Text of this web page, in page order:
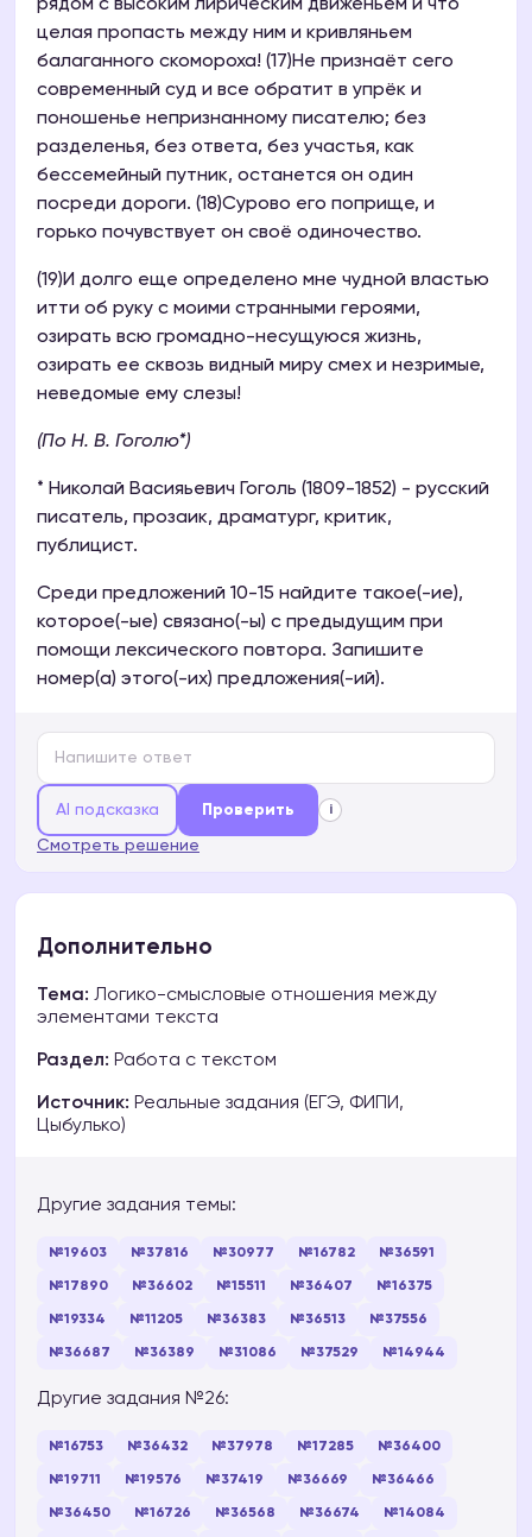
рядом с высоким лирическим движеньем и что
целая пропасть между ним и кривляньем
балаганного скомороха! (17)Не признаёт сего
современный суд и все обратит в упрёк и
поношенье непризнанному писателю; без
разделенья, без ответа, без участья, как
бессемейный путник, останется он один
посреди дороги. (18)Сурово его поприще, и
горько почувствует он своё одиночество.
(19)И долго еще определено мне чудной властью
итти об руку с моими странными героями,
озирать всю громадно-несущуюся жизнь,
озирать ее сквозь видный миру смех и незримые,
неведомые ему слезы!
(По Н. В. Гоголю*)
* Николай Васияьевич Гоголь (1809-1852) - русский
писатель, прозаик, драматург, критик,
публицист.
Среди предложений 10-15 найдите такое(-ие),
которое(-ые) связано(-ы) с предыдущим при
помощи лексического повтора. Запишите
номер(а) этого(-их) предложения(-ий).
AI подсказка Проверить i
Смотреть решение
Дополнительно
Тема: Логико-смысловые отношения между
элементами текста
Раздел: Работа с текстом
Источник: Реальные задания (ЕГЭ, ФИПИ,
Цыбулько)
Другие задания темы:
№19603 №37816 №30977 №16782 №36591
№17890 №36602 №15511 №36407 №16375
№19334 №11205 №36383 №36513 №37556
№36687 №36389 №31086 №37529 №14944
Другие задания №26:
№16753 №36432 №37978 №17285 №36400
№19711 №19576 №37419 №36669 №36466
№36450 №16726 №36568 №36674 №14084